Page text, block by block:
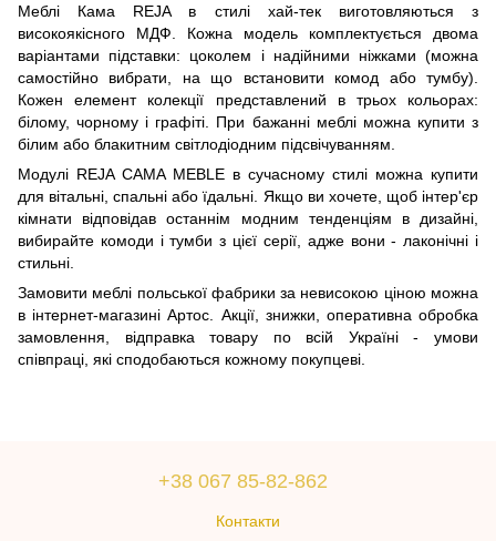
Меблі Кама REJA в стилі хай-тек виготовляються з
високоякісного МДФ. Кожна модель комплектується двома
варіантами підставки: цоколем і надійними ніжками (можна
самостійно вибрати, на що встановити комод або тумбу).
Кожен елемент колекції представлений в трьох кольорах:
білому, чорному і графіті. При бажанні меблі можна купити з
білим або блакитним світлодіодним підсвічуванням.
Модулі REJA CAMA MEBLE в сучасному стилі можна купити
для вітальні, спальні або їдальні. Якщо ви хочете, щоб інтер'єр
кімнати відповідав останнім модним тенденціям в дизайні,
вибирайте комоди і тумби з цієї серії, адже вони - лаконічні і
стильні.
Замовити меблі польської фабрики за невисокою ціною можна
в інтернет-магазині Артос. Акції, знижки, оперативна обробка
замовлення, відправка товару по всій Україні - умови
співпраці, які сподобаються кожному покупцеві.
+38 067 85-82-862
Контакти